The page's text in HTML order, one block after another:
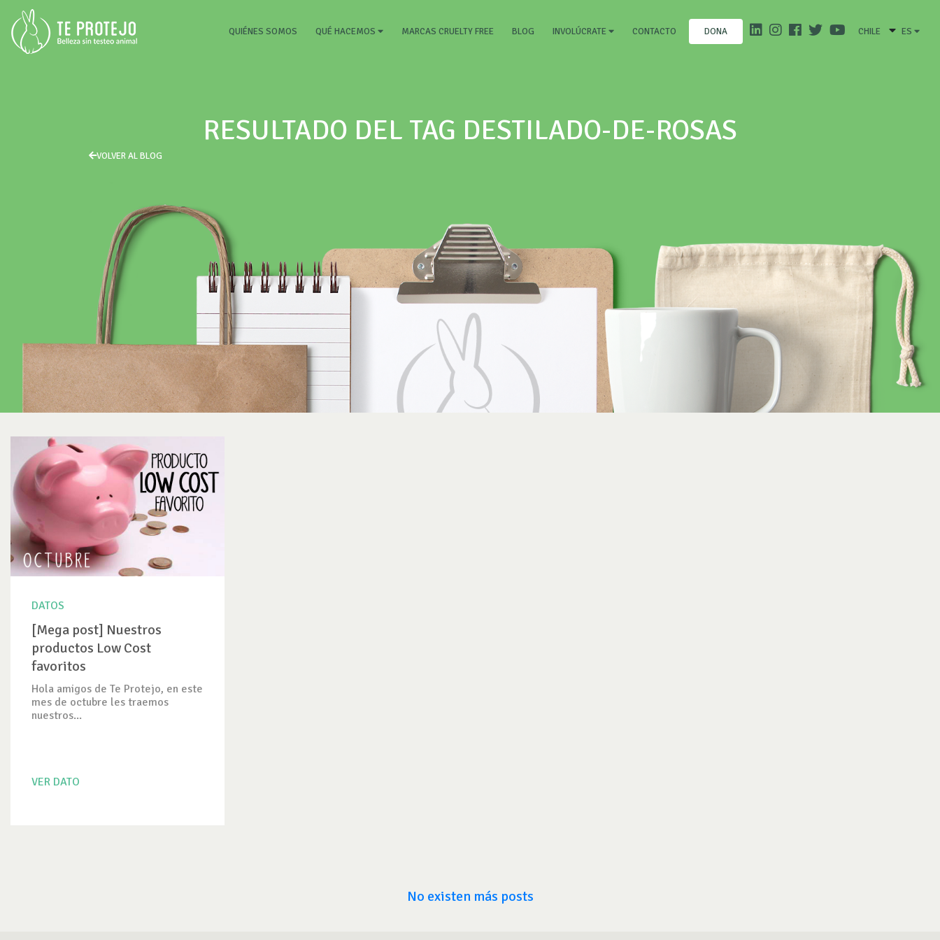
QUIÉNES SOMOS (CURRENT)
QUÉ HACEMOS MARCAS CRUELTY FREE BLOG INVOLÚCRATE CONTACTO DONA CHILE ES
RESULTADO DEL TAG DESTILADO-DE-ROSAS
VOLVER AL BLOG
DATOS
[Mega post] Nuestros
productos Low Cost
favoritos
Hola amigos de Te Protejo, en este
mes de octubre les traemos
nuestros...
VER DATO
No existen más posts